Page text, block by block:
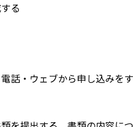
る
話・ウェブから申し込み